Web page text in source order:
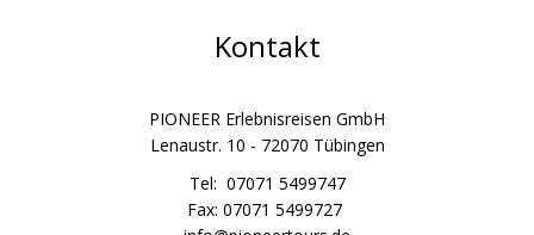
Kontakt
PIONEER Erlebnisreisen GmbH
Lenaustr. 10 - 72070 Tübingen
Tel: 07071 5499747
Fax: 07071 5499727